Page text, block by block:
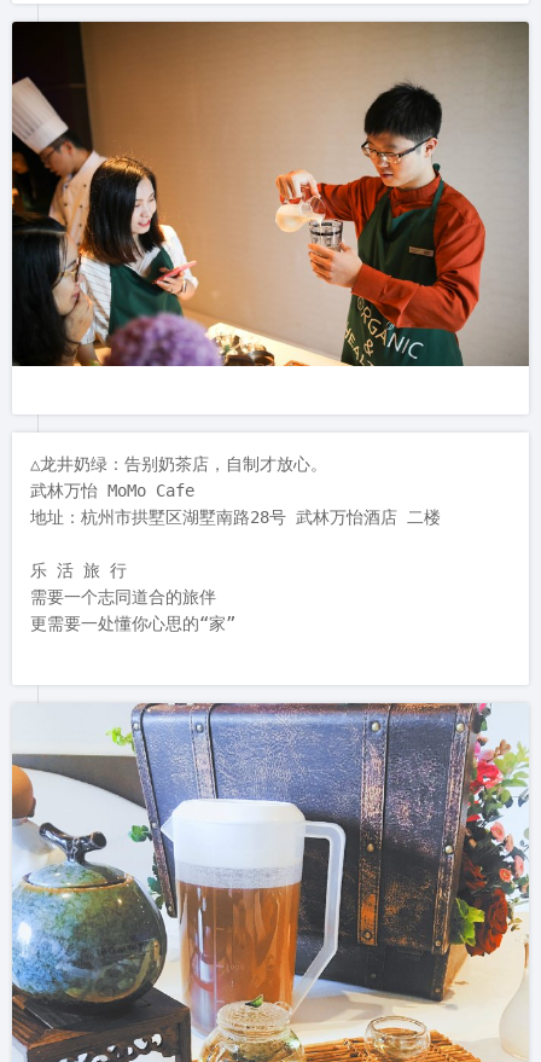
△龙井奶绿：告别奶茶店，自制才放心。
武林万怡 MoMo Cafe
地址：杭州市拱墅区湖墅南路28号 武林万怡酒店 二楼
乐 活 旅 行
需要一个志同道合的旅伴
更需要一处懂你心思的“家”